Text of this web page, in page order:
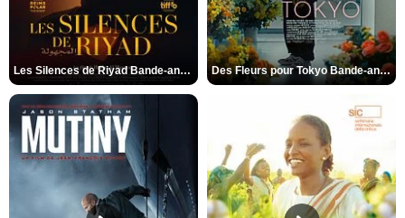
Les Silences de Riyad Bande-annonce VO STFR Des Fleurs pour Tokyo Bande-annonce VO STFR